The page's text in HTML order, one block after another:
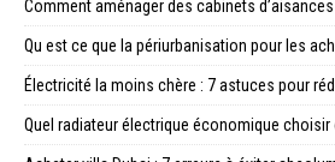
Comment aménager des cabinets
Qu est ce que la périurbanisation pour les
Électricité la moins chère : 7 astuces pour
Quel radiateur électrique économique choisir